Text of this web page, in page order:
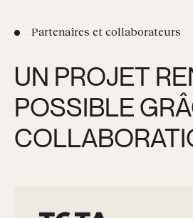
Partenaires et collaborateurs
UN PROJET
POSSIBLE